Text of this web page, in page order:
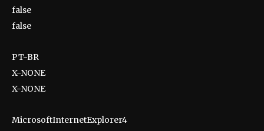
false
false
PT-BR
X-NONE
X-NONE
MicrosoftInternetExplorer4